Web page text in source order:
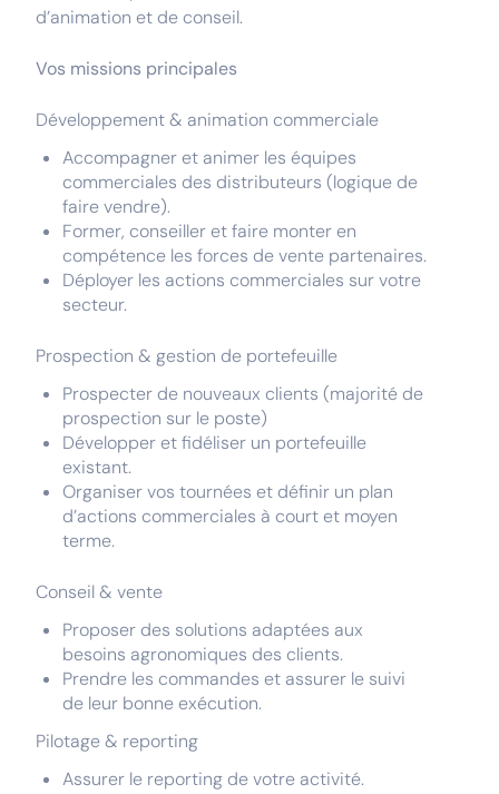
d’animation et de conseil.
Vos missions principales
Développement & animation commerciale
Accompagner et animer les équipes
commerciales des distributeurs (logique de
faire vendre).
Former, conseiller et faire monter en
compétence les forces de vente partenaires.
Déployer les actions commerciales sur votre
secteur.
Prospection & gestion de portefeuille
Prospecter de nouveaux clients (majorité de
prospection sur le poste)
Développer et fidéliser un portefeuille
existant.
Organiser vos tournées et définir un plan
d’actions commerciales à court et moyen
terme.
Conseil & vente
Proposer des solutions adaptées aux
besoins agronomiques des clients.
Prendre les commandes et assurer le suivi
de leur bonne exécution.
Pilotage & reporting
Assurer le reporting de votre activité.